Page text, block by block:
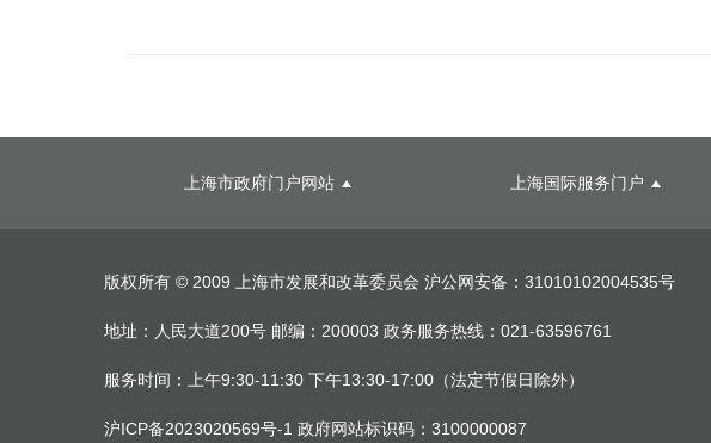
上海市政府门户网站 上海国际服务门户
版权所有 © 2009 上海市发展和改革委员会 沪公网安备：31010102004535号
地址：人民大道200号 邮编：200003 政务服务热线：021-63596761
服务时间：上午9:30-11:30 下午13:30-17:00（法定节假日除外）
沪ICP备2023020569号-1 政府网站标识码：3100000087